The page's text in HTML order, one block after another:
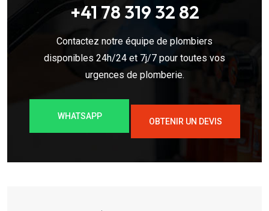
+41 78 319 32 82
Contactez notre équipe de plombiers
disponibles 24h/24 et 7j/7 pour toutes vos
urgences de plomberie.
WHATSAPP
OBTENIR UN DEVIS